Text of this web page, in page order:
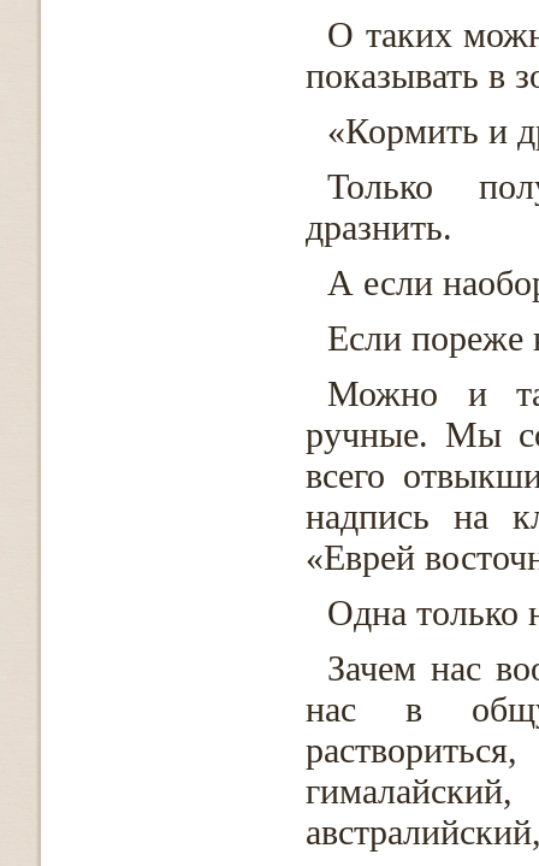
О таких
показывать в
«Кормить и
Только
дразнить.
А если
Если пореже
Можно и
ручные. Мы
всего
надпись на
«Еврей
Одна только
Зачем нас
нас в